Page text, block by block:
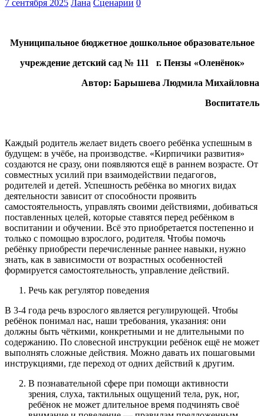
7 сентября 2025 Лана Сценарии 0
Муниципальное бюджетное дошкольное образовательное
учреждение детский сад № 111 г. Пензы «Оленёнок»
Автор: Барышева Людмила Михайловна
Воспитатель
Каждый родитель желает видеть своего ребёнка успешным в
будущем: в учёбе, на производстве. «Кирпичики развития»
создаются не сразу, они появляются ещё в раннем возрасте. От
совместных усилий при взаимодействии педагогов,
родителей и детей. Успешность ребёнка во многих видах
деятельности зависит от способности проявить
самостоятельность, управлять своими действиями, добиваться
поставленных целей, которые ставятся перед ребёнком в
воспитании и обучении. Всё это приобретается постепенно и
только с помощью взрослого, родителя. Чтобы помочь
ребёнку приобрести перечисленные раннее навыки, нужно
знать, как в зависимости от возрастных особенностей
формируется самостоятельность, управление действий.
Речь как регулятор поведения
В 3-4 года речь взрослого является регулирующей. Чтобы
ребёнок понимал нас, наши требования, указания: они
должны быть чёткими, конкретными и не длительными по
содержанию. По словесной инструкции ребёнок ещё не может
выполнять сложные действия. Можно давать их пошаговыми
инструкциями, где переход от одних действий к другим.
В познавательной сфере при помощи активности
зрения, слуха, тактильных ощущений тела, рук, ног,
ребёнок не может длительное время подчинять своё